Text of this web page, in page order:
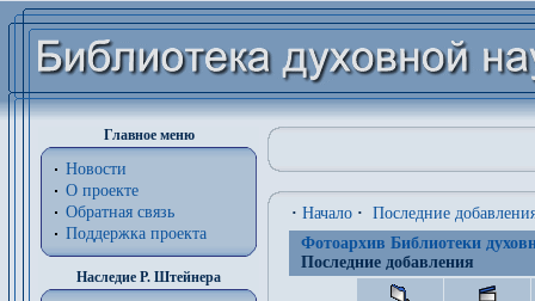
Главное меню
Новости
О проекте
Обратная связь
Поддержка проекта
Наследие Р. Штейнера
· Начало · Последние
Фотоархив Библиотеки
Последние добавления